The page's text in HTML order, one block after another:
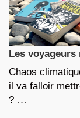
Les
Chaos
il va falloir
? …